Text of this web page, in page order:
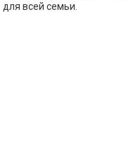
для всей семьи.